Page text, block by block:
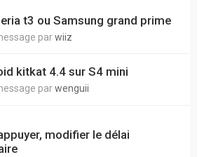
t3 ou Samsung grand prime
parwiiz
kitkat 4.4 sur S4 mini
parwenguii
modifier le délai